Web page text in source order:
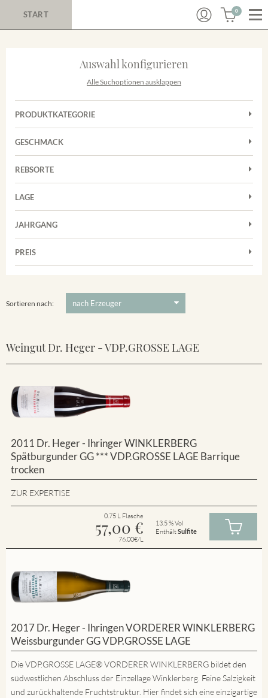
START 0
Auswahl konfigurieren
Alle Suchoptionen ausklappen
PRODUKTKATEGORIE
Cuvées
Rotwein
GESCHMACK
Trocken
REBSORTE
Chardonnay
Grauburgunder
Riesling
LAGE
Achkarrer Schlossberg
Vorderer Winklerberg
Winklerberg Hinter Winklen
JAHRGANG
PREIS
Sortieren nach:
Weingut Dr. Heger - VDP.GROSSE LAGE
2011 Dr. Heger - Ihringer WINKLERBERG
Spätburgunder GG *** VDP.GROSSE LAGE Barrique
trocken
ZUR EXPERTISE
0.75 L Flasche
57,00 €
76.00€/L
13.5 % Vol
EnthältSulfite
2017 Dr. Heger - Ihringen VORDERER WINKLERBERG
Weissburgunder GG VDP.GROSSE LAGE
Die VDP.GROSSE LAGE® VORDERER WINKLERBERG bildet den
südwestlichen Abschluss der Einzellage Winklerberg. Feine Salzigkeit
und zurückhaltende Fruchtstruktur. Hier findet sich eine einzigartige